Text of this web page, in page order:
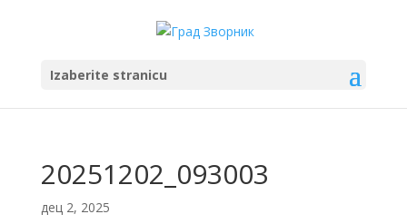
Izaberite stranicu
20251202_093003
дец 2, 2025